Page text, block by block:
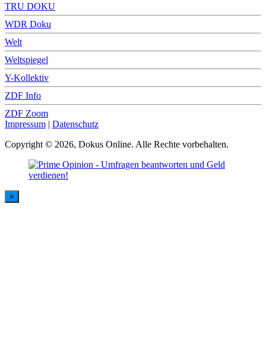
TRU DOKU
WDR Doku
Welt
Weltspiegel
Y-Kollektiv
ZDF Info
ZDF Zoom
Impressum | Datenschutz
Copyright © 2026, Dokus Online. Alle Rechte vorbehalten.
×